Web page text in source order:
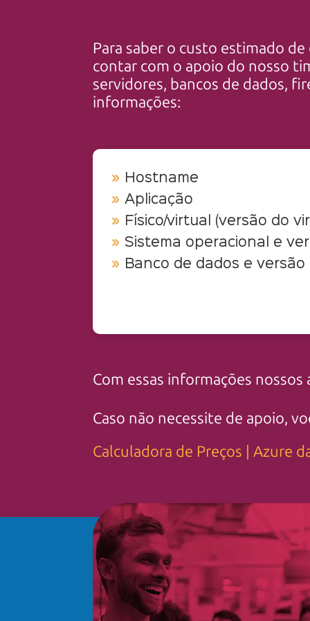
Para saber o custo estimado
contar com o apoio do nosso
servidores, bancos de dados,
informações:
Hostname
Aplicação
Físico/virtual (versão do
Sistema operacional e
Banco de dados e versão
Com essas informações
Caso não necessite de apoio,
Calculadora de Preços | Azure